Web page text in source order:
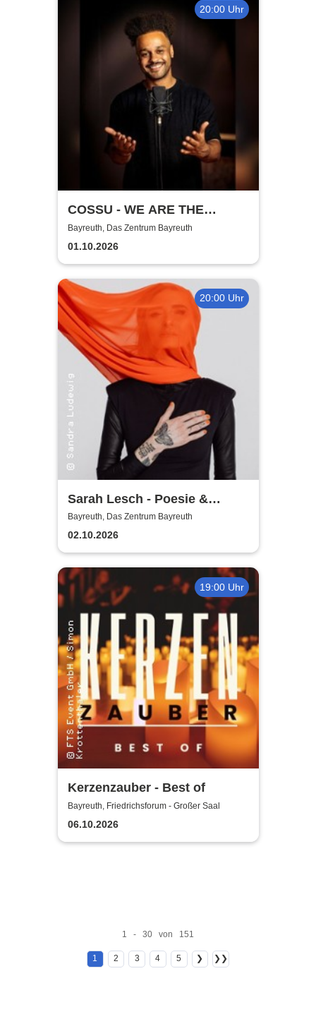
20:00 Uhr
COSSU - WE ARE THE
GERMANS - Stand-Up
Comedy
Bayreuth, Das Zentrum Bayreuth
01.10.2026
20:00 Uhr
Sarah Lesch - Poesie &
Widerstand Tour
Bayreuth, Das Zentrum Bayreuth
02.10.2026
19:00 Uhr
Kerzenzauber - Best of
Bayreuth, Friedrichsforum - Großer Saal
06.10.2026
1 - 30 von 151
1 2 3 4 5 ❯ ❯❯